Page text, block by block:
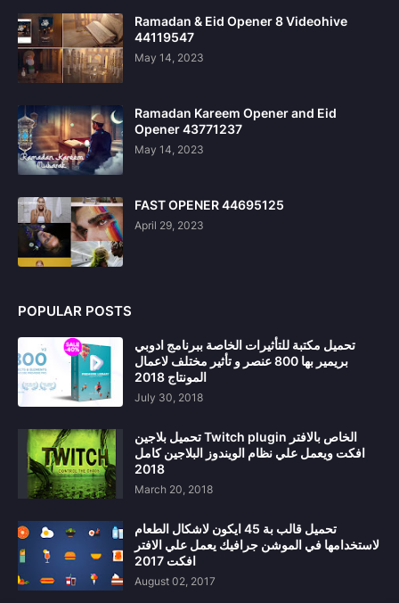
Ramadan & Eid Opener 8 Videohive
44119547
May 14, 2023
Ramadan Kareem Opener and Eid
Opener 43771237
May 14, 2023
FAST OPENER 44695125
April 29, 2023
POPULAR POSTS
تحميل مكتبة للتأثيرات الخاصة ببرنامج ادوبي
بريمير بها 800 عنصر و تأثير مختلف لاعمال
المونتاج 2018
July 30, 2018
تحميل بلاجين Twitch plugin الخاص بالافتر
افكت ويعمل علي نظام الويندوز البلاجين كامل
2018
March 20, 2018
تحميل قالب بة 45 ايكون لاشكال الطعام
لاستخدامها في الموشن جرافيك يعمل علي الافتر
افكت 2017
August 02, 2017